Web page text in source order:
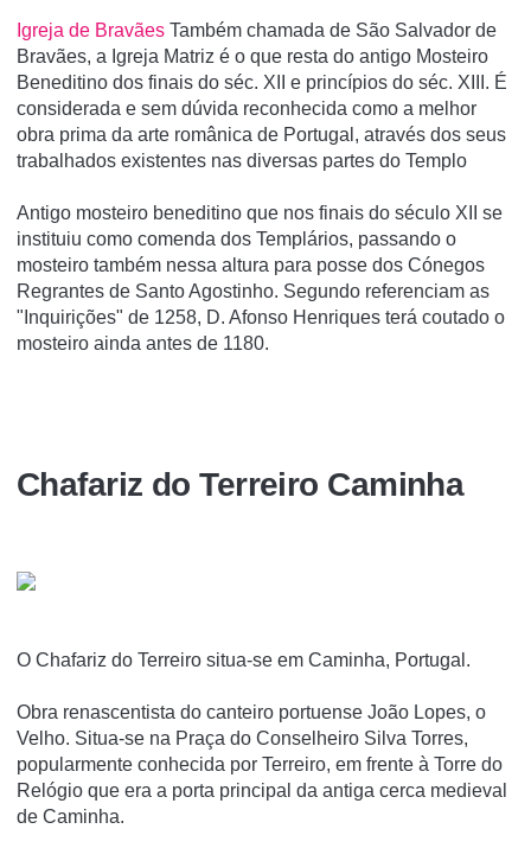
Igreja de Bravães Também chamada de São Salvador de
Bravães, a Igreja Matriz é o que resta do antigo Mosteiro
Beneditino dos finais do séc. XII e princí­pios do séc. XIII. É
considerada e sem dúvida reconhecida como a melhor
obra prima da arte românica de Portugal, através dos seus
trabalhados existentes nas diversas partes do Templo
Antigo mosteiro beneditino que nos finais do século XII se
instituiu como comenda dos Templários, passando o
mosteiro também nessa altura para posse dos Cónegos
Regrantes de Santo Agostinho. Segundo referenciam as
"Inquirições" de 1258, D. Afonso Henriques terá coutado o
mosteiro ainda antes de 1180.
Chafariz do Terreiro Caminha
O Chafariz do Terreiro situa-se em Caminha, Portugal.
Obra renascentista do canteiro portuense João Lopes, o
Velho. Situa-se na Praça do Conselheiro Silva Torres,
popularmente conhecida por Terreiro, em frente à Torre do
Relógio que era a porta principal da antiga cerca medieval
de Caminha.